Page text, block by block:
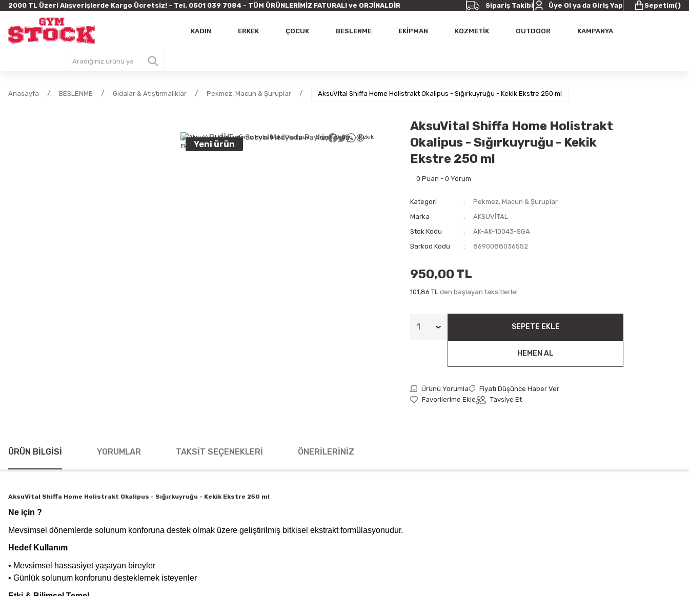
2000 TL Üzeri Alışverişlerde Kargo Ücretsiz! - Tel. 0501 039 7084 - TÜM ÜRÜNLERİMİZ FATURALI ve ORJİNALDİR Sipariş Takibi Üye Ol ya da Giriş Yap Sepetim()
KADIN ERKEK ÇOCUK BESLENME EKİPMAN KOZMETİK OUTDOOR KAMPANYA
Anasayfa BESLENME Gıdalar & Atıştırmalıklar Pekmez, Macun & Şuruplar AksuVital Shiffa Home Holistrakt Okalipus - Sığırkuyruğu - Kekik Ekstre 250 ml
Yeni ürün
Bu Ürünü Sosyal Medyada Paylaş
AksuVital Shiffa Home Holistrakt
Okalipus - Sığırkuyruğu - Kekik
Ekstre 250 ml
0 Puan - 0 Yorum
Kategori
Pekmez, Macun & Şuruplar
Marka
AKSUVİTAL
Stok Kodu
AK-AK-10043-SGA
Barkod Kodu
8690088036552
950,00 TL
101,86 TL den başlayan taksitlerle!
SEPETE EKLE
HEMEN AL
Ürünü Yorumla
Fiyatı Düşünce Haber Ver
Tavsiye Et
ÜRÜN BILGISI YORUMLAR TAKSIT SEÇENEKLERI ÖNERILERINIZ
AksuVital Shiffa Home Holistrakt Okalipus - Sığırkuyruğu - Kekik Ekstre 250 ml
Ne için ?
Mevsimsel dönemlerde solunum konforuna destek olmak üzere geliştirilmiş bitkisel ekstrakt formülasyonudur.
Hedef Kullanım
• Mevsimsel hassasiyet yaşayan bireyler
• Günlük solunum konforunu desteklemek isteyenler